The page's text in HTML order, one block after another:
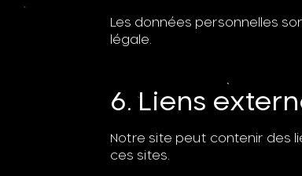
Les données personnelles
légale.
6. Liens
Notre site peut contenir des
ces sites.